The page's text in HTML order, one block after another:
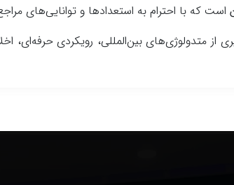
است که با احترام به استعدادها و توانایی‌های
از متدولوژی‌های بین‌المللی، رویکردی حرفه‌ای،